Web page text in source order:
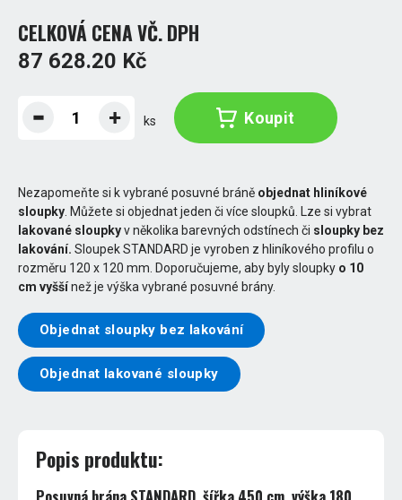
CELKOVÁ CENA VČ. DPH
87 628.20 Kč
ks Koupit
Nezapomeňte si k vybrané posuvné bráně objednat hliníkové
sloupky . Můžete si objednat jeden či více sloupků. Lze si vybrat
lakované sloupkyv několika barevných odstínech či sloupky bez
lakování. Sloupek STANDARD je vyroben z hliníkového profilu o
rozměru 120 x 120 mm. Doporučujeme, aby byly sloupky o 10
cm vyššínež je výška vybrané posuvné brány.
Objednat sloupky bez lakování
Objednat lakované sloupky
Popis produktu: